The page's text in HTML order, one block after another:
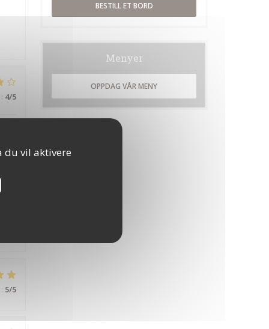
du vil aktivere
: 4/5
: 5/5
BESTILL ET BORD
Menyer
OPPDAG VÅR MENY